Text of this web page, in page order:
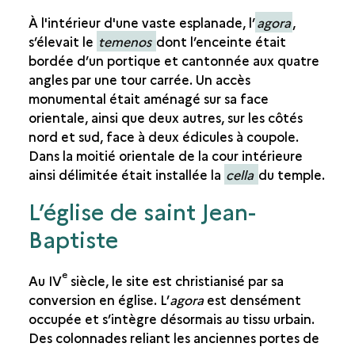
À l'intérieur d'une vaste esplanade, l’agora,
s’élevait le temenos dont l’enceinte était
bordée d’un portique et cantonnée aux quatre
angles par une tour carrée. Un accès
monumental était aménagé sur sa face
orientale, ainsi que deux autres, sur les côtés
nord et sud, face à deux édicules à coupole.
Dans la moitié orientale de la cour intérieure
ainsi délimitée était installée la cella du temple.
L’église de saint Jean-
Baptiste
Au IVesiècle, le site est christianisé par sa
conversion en église. L’agoraest densément
occupée et s’intègre désormais au tissu urbain.
Des colonnades reliant les anciennes portes de